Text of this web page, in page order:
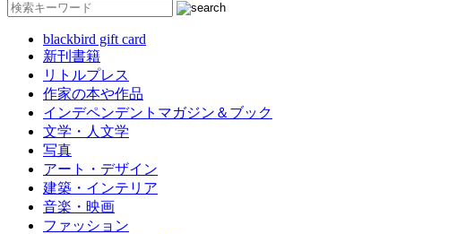
blackbird gift card
新刊書籍
リトルプレス
作家の本や作品
インデペンデントマガジン＆ブック
文学・人文学
写真
アート・デザイン
建築・インテリア
音楽・映画
ファッション